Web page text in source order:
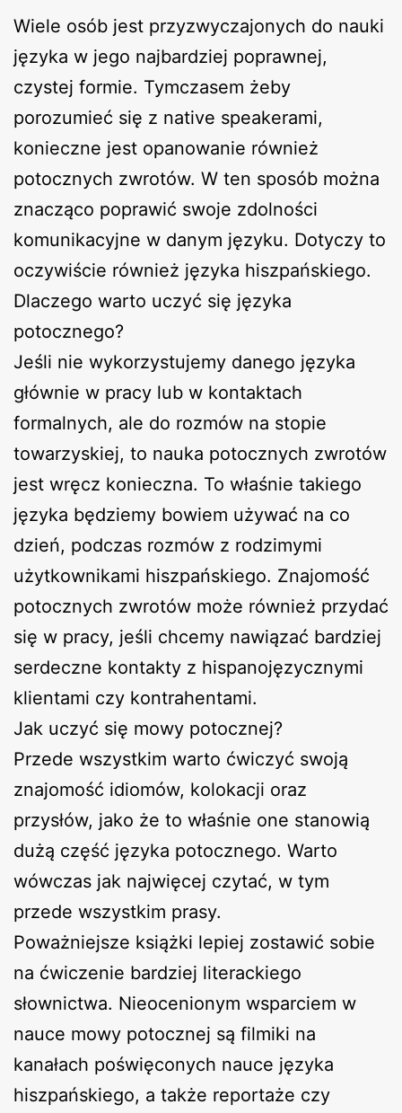
Wiele osób jest przyzwyczajonych do nauki
języka w jego najbardziej poprawnej,
czystej formie. Tymczasem żeby
porozumieć się z native speakerami,
konieczne jest opanowanie również
potocznych zwrotów. W ten sposób można
znacząco poprawić swoje zdolności
komunikacyjne w danym języku. Dotyczy to
oczywiście również języka hiszpańskiego.
Dlaczego warto uczyć się języka
potocznego?
Jeśli nie wykorzystujemy danego języka
głównie w pracy lub w kontaktach
formalnych, ale do rozmów na stopie
towarzyskiej, to nauka potocznych zwrotów
jest wręcz konieczna. To właśnie takiego
języka będziemy bowiem używać na co
dzień, podczas rozmów z rodzimymi
użytkownikami hiszpańskiego. Znajomość
potocznych zwrotów może również przydać
się w pracy, jeśli chcemy nawiązać bardziej
serdeczne kontakty z hispanojęzycznymi
klientami czy kontrahentami.
Jak uczyć się mowy potocznej?
Przede wszystkim warto ćwiczyć swoją
znajomość idiomów, kolokacji oraz
przysłów, jako że to właśnie one stanowią
dużą część języka potocznego. Warto
wówczas jak najwięcej czytać, w tym
przede wszystkim prasy.
Poważniejsze książki lepiej zostawić sobie
na ćwiczenie bardziej literackiego
słownictwa. Nieocenionym wsparciem w
nauce mowy potocznej są filmiki na
kanałach poświęconych nauce języka
hiszpańskiego, a także reportaże czy